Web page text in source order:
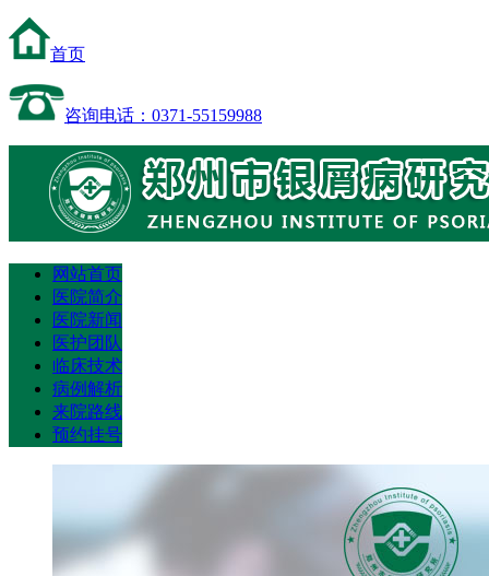
首页
咨询电话：0371-55159988
网站首页
医院简介
医院新闻
医护团队
临床技术
病例解析
来院路线
预约挂号